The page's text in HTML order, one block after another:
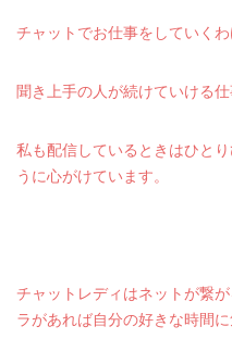
チャットでお仕事をしていく
聞き上手の人が続けていける仕
私も配信しているときはひと
うに心がけています。
チャットレディはネットが繋
ラがあれば自分の好きな時間